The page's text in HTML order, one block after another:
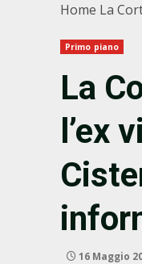
Home La
Primo piano
La
l’ex
16 Maggio